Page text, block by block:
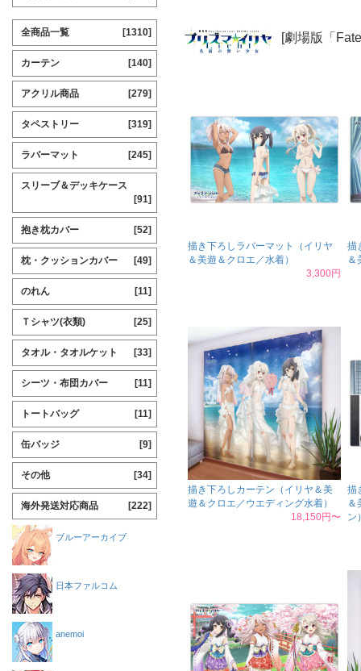
[劇場版「
描き下ろしラバーマット（イリヤ
＆美遊＆クロエ／水着）
3,300円
描
＆
描き下ろしカーテン（イリヤ＆美
遊＆クロエ／ウエディング水着）
18,150円〜
描
＆
ン
全商品一覧 [1310]
カーテン [140]
アクリル商品 [279]
タペストリー [319]
ラバーマット [245]
スリーブ＆デッキケース
[91]
抱き枕カバー [52]
枕・クッションカバー [49]
のれん [11]
Ｔシャツ(衣類) [25]
タオル・タオルケット [33]
シーツ・布団カバー [11]
トートバッグ [11]
缶バッジ [9]
その他 [34]
海外発送対応商品 [222]
ブルーアーカイブ
日本ファルコム
anemoi